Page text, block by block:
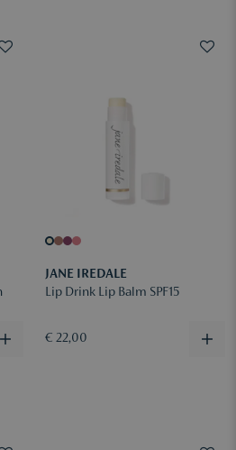
JANE IREDALE
Lip Drink Lip Balm SPF15
€ 22,00